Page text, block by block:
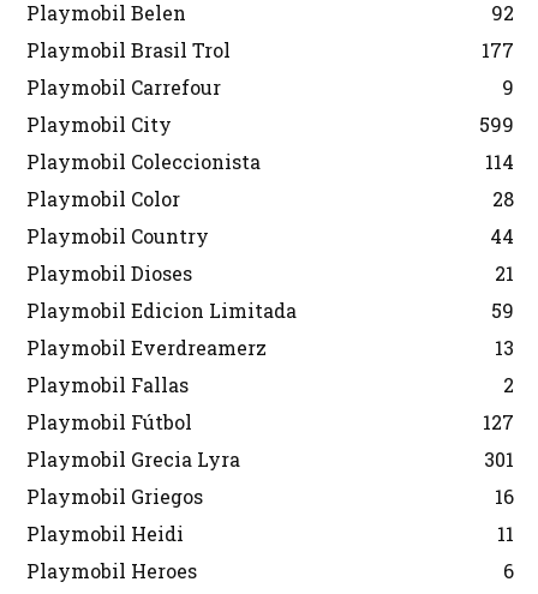
Playmobil Belen
92
Playmobil Brasil Trol
177
Playmobil Carrefour
9
Playmobil City
599
Playmobil Coleccionista
114
Playmobil Color
28
Playmobil Country
44
Playmobil Dioses
21
Playmobil Edicion Limitada
59
Playmobil Everdreamerz
13
Playmobil Fallas
2
Playmobil Fútbol
127
Playmobil Grecia Lyra
301
Playmobil Griegos
16
Playmobil Heidi
11
Playmobil Heroes
6